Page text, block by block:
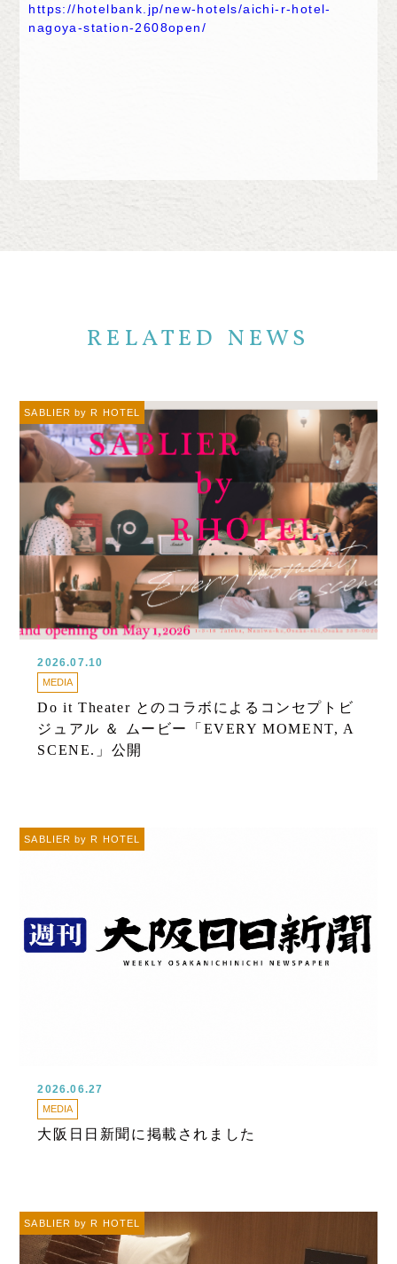
https://hotelbank.jp/new-hotels/aichi-r-hotel-
nagoya-station-2608open/
RELATED NEWS
SABLIER by R HOTEL
2026.07.10
MEDIA
Do it Theater とのコラボによるコンセプトビ
ジュアル ＆ ムービー「EVERY MOMENT, A
SCENE.」公開
SABLIER by R HOTEL
2026.06.27
MEDIA
大阪日日新聞に掲載されました
SABLIER by R HOTEL